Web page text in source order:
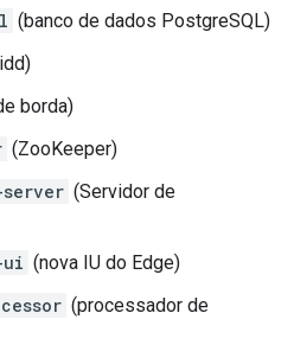
(banco de dados PostgreSQL)
borda)
(ZooKeeper)
server (Servidor de
ui (nova IU do Edge)
(processador de